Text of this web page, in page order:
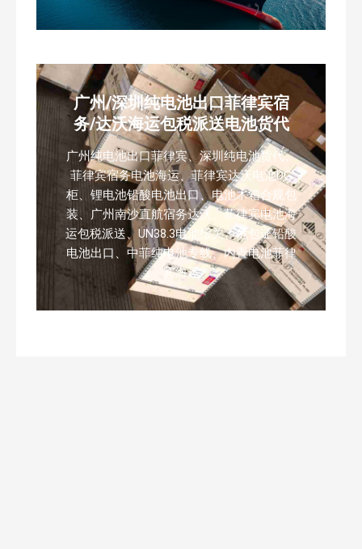
广州/深圳纯电池出口菲律宾宿
务/达沃海运包税派送电池货代
广州纯电池出口菲律宾、深圳纯电池货代、
菲律宾宿务电池海运、菲律宾达沃电池DG
柜、锂电池铅酸电池出口、电池木箱合规包
装、广州南沙直航宿务达沃、菲律宾电池海
运包税派送、UN38.3电池报关、危包证铅酸
电池出口、中菲纯电池专线、内置电池菲律
宾海运